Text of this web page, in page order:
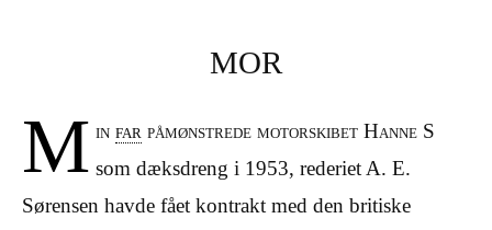
MOR
M in far påmønstrede motorskibet Hanne S
som dæksdreng i 1953, rederiet A. E.
Sørensen havde fået kontrakt med den britiske